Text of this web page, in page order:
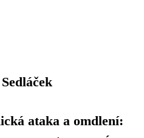
ataka a omdlení: